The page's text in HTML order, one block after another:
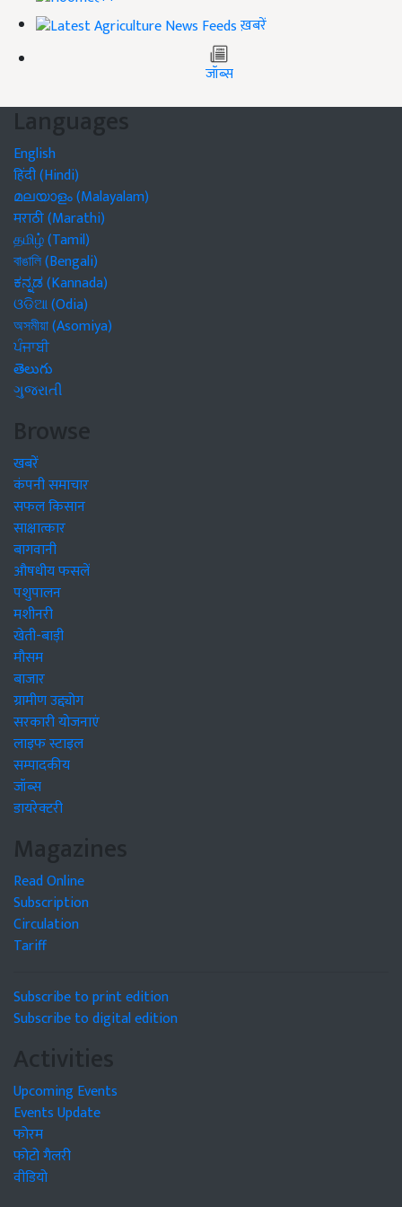
ख़बरें
जॉब्स
Languages
English
हिंदी (Hindi)
മലയാളം (Malayalam)
मराठी (Marathi)
தமிழ் (Tamil)
বাঙালি (Bengali)
ಕನ್ನಡ (Kannada)
ଓଡିଆ (Odia)
অসমীয়া (Asomiya)
ਪੰਜਾਬੀ
తెలుగు
ગુજરાતી
Browse
खबरें
कंपनी समाचार
सफल किसान
साक्षात्कार
बागवानी
औषधीय फसलें
पशुपालन
मशीनरी
खेती-बाड़ी
मौसम
बाजार
ग्रामीण उद्द्योग
सरकारी योजनाएं
लाइफ स्टाइल
सम्पादकीय
जॉब्स
डायरेक्टरी
Magazines
Read Online
Subscription
Circulation
Tariff
Subscribe to print edition
Subscribe to digital edition
Activities
Upcoming Events
Events Update
फोरम
फोटो गैलरी
वीडियो